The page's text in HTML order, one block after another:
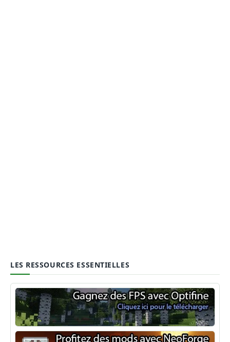
LES RESSOURCES ESSENTIELLES
Optifine